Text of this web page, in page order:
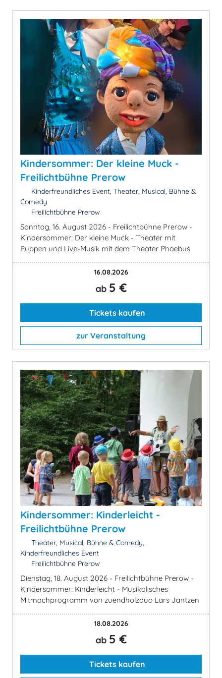
Kindersommer: Der kleine Muck -
Freilichtbühne Prerow
Kinderfreundliches Event, Theater, Musical, Bühne &
Comedy
Freilichtbühne Prerow
Sonntag, 16. August 2026 - Freilichtbühne Prerow -
Kindersommer: Der kleine Muck - Theater mit
Puppen und Live-Musik mit dem Theater Phoebus
16.08.2026
ab 5 €
Tickets kaufen
zur Veranstaltung
Kindersommer: Kinderleicht -
Freilichtbühne Prerow
Theater, Musical, Bühne & Comedy,
Kinderfreundliches Event
Freilichtbühne Prerow
Dienstag, 18. August 2026 - Freilichtbühne Prerow -
Kindersommer: Kinderleicht - Musikalisches
Mitmachprogramm von zuendholzduo Lars Jantzen
18.08.2026
ab 5 €
Tickets kaufen